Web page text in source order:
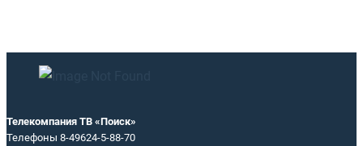
Телекомпания ТВ «Поиск»
Телефоны 8-49624-5-88-70